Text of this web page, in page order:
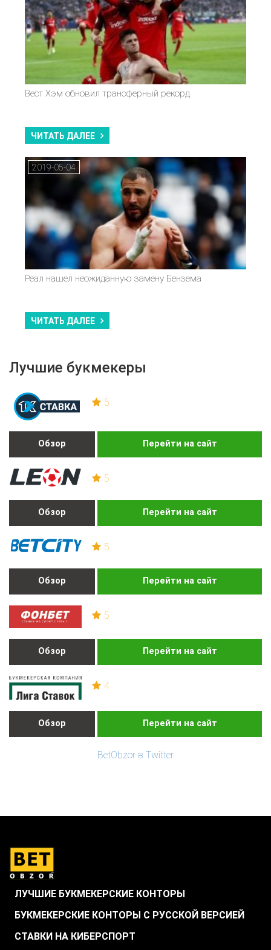
Лучшие букмекеры
5
Обзор Перейти на сайт
5
Обзор Перейти на сайт
5
Обзор Перейти на сайт
5
Обзор Перейти на сайт
4
Обзор Перейти на сайт
BetObzor в Twitter
Вест Хэм обновил трансферный рекорд
ЧИТАТЬ ДАЛЕЕ
2019-05-04
Реал нашел неожиданную замену Бензема
ЧИТАТЬ ДАЛЕЕ
ЛУЧШИЕ БУКМЕКЕРСКИЕ КОНТОРЫ
БУКМЕКЕРСКИЕ КОНТОРЫ С РУССКОЙ ВЕРСИЕЙ
СТАВКИ НА КИБЕРСПОРТ